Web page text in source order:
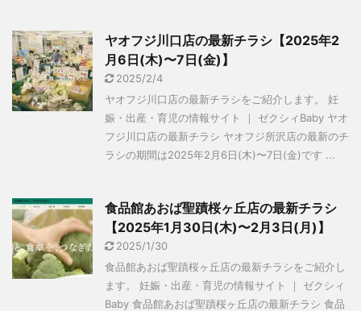
ヤオフジ川口店の最新チラシ【2025年2
月6日(木)〜7日(金)】
2025/2/4
ヤオフジ川口店の最新チラシをご紹介します。 妊
娠・出産・育児の情報サイト ｜ ゼクシィBaby ヤオ
フジ川口店の最新チラシ ヤオフジ所沢店の最新のチ
ラシの期間は2025年2月6日(木)〜7日(金)です ...
食品館あおば聖蹟桜ヶ丘店の最新チラシ
【2025年1月30日(木)〜2月3日(月)】
2025/1/30
食品館あおば聖蹟桜ヶ丘店の最新チラシをご紹介し
ます。 妊娠・出産・育児の情報サイト ｜ ゼクシィ
Baby 食品館あおば聖蹟桜ヶ丘店の最新チラシ 食品